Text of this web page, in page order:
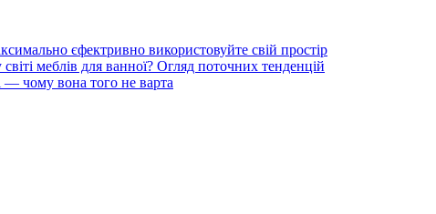
єфектривно використовуйте свій простір
світі меблів для ванної? Огляд поточних тенденцій
чому вона того не варта